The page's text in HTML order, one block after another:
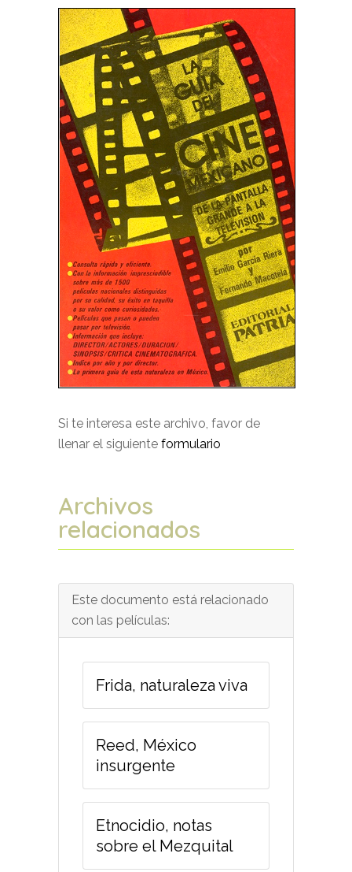
Si te interesa este archivo, favor de
llenar el siguiente formulario
Archivos
relacionados
Este documento está relacionado
con las películas:
Frida, naturaleza viva
Reed, México
insurgente
Etnocidio, notas
sobre el Mezquital